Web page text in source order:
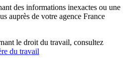
des informations inexactes ou une
auprès de votre agence France
le droit du travail, consultez
du travail